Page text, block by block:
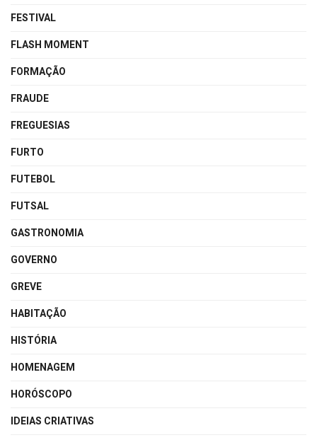
FESTIVAL
FLASH MOMENT
FORMAÇÃO
FRAUDE
FREGUESIAS
FURTO
FUTEBOL
FUTSAL
GASTRONOMIA
GOVERNO
GREVE
HABITAÇÃO
HISTÓRIA
HOMENAGEM
HORÓSCOPO
IDEIAS CRIATIVAS